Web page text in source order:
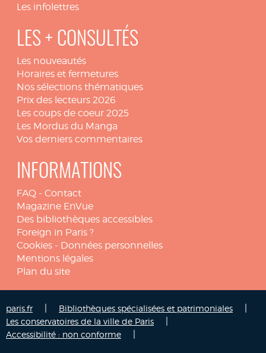
Les infolettres
LES + CONSULTÉS
Les nouveautés
Horaires et fermetures
Nos sélections thématiques
Prix des lecteurs 2026
Les coups de coeur 2025
Les Mordus du Manga
Vos derniers commentaires
INFORMATIONS
FAQ - Contact
Magazine EnVue
Des bibliothèques accessibles
Foreign in Paris ?
Cookies - Données personnelles
Mentions légales
Plan du site
paris.fr Bibliothèques spécialisées et patrimoniales
Les conservatoires de la ville de Paris
Accessibilité : non conforme